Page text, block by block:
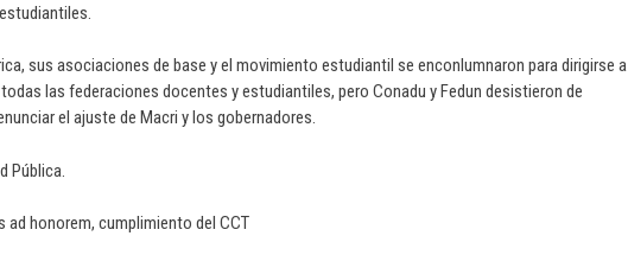
sus asociaciones de base y el movimiento estudiantil se enconlumnaron para dirigirse a
las federaciones docentes y estudiantiles, pero Conadu y Fedun desistieron de
el ajuste de Macri y los gobernadores.
Pública.
ad honorem, cumplimiento del CCT